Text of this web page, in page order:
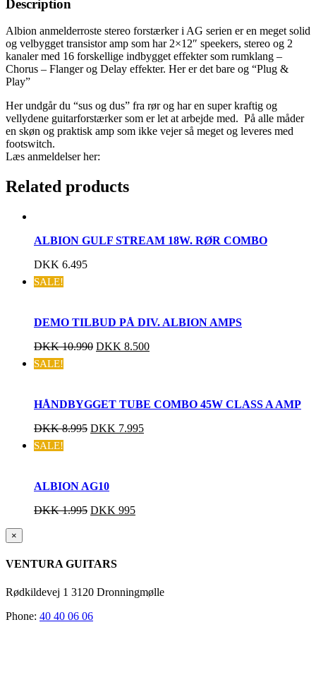
Description
Albion anmelderroste stereo forstærker i AG serien er en meget solid
og velbygget transistor amp som har 2×12″ speekers, stereo og 2
kanaler med 16 forskellige indbygget effekter som rumklang –
Chorus – Flanger og Delay effekter. Her er det bare og “Plug &
Play”
Her undgår du “sus og dus” fra rør og har en super kraftig og
vellydene guitarforstærker som er let at arbejde med. På alle måder
en skøn og praktisk amp som ikke vejer så meget og leveres med
footswitch.
Læs anmeldelser her:
Related products
ALBION GULF STREAM 18W. RØR COMBO
DKK 6.495
SALE!
DEMO TILBUD PÅ DIV. ALBION AMPS
DKK10.990 DKK 8.500
SALE!
HÅNDBYGGET TUBE COMBO 45W CLASS A AMP
DKK8.995 DKK 7.995
SALE!
ALBION AG10
DKK1.995 DKK 995
Close
product
view
×
VENTURA GUITARS
Rødkildevej 1 3120 Dronningmølle
Phone: 40 40 06 06